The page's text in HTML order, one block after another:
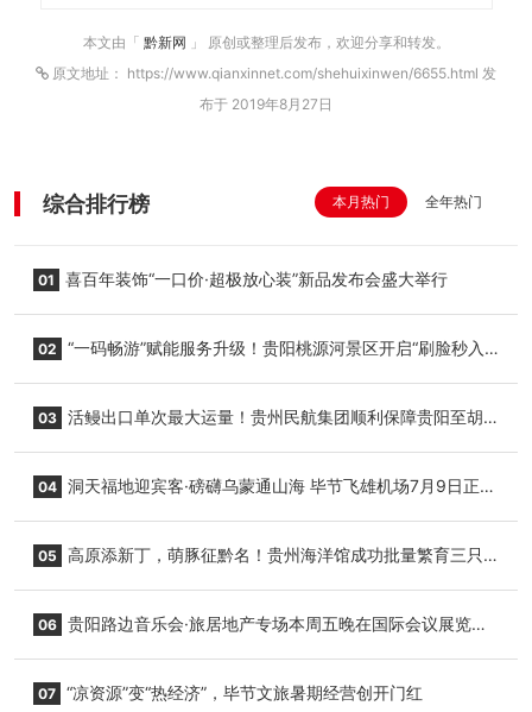
本文由「 黔新网 」 原创或整理后发布，欢迎分享和转发。
原文地址： https://www.qianxinnet.com/shehuixinwen/6655.html 发
布于 2019年8月27日
综合排行榜 本月热门 全年热门
01 喜百年装饰“一口价·超极放心装”新品发布会盛大举行
02 “一码畅游”赋能服务升级！贵阳桃源河景区开启“刷脸秒入
03 活鳗出口单次最大运量！贵州民航集团顺利保障贵阳至胡
04 洞天福地迎宾客·磅礴乌蒙通山海 毕节飞雄机场7月9日正式
05 高原添新丁，萌豚征黔名！贵州海洋馆成功批量繁育三只
06 贵阳路边音乐会·旅居地产专场本周五晚在国际会议展览中
07 “凉资源”变“热经济”，毕节文旅暑期经营创开门红